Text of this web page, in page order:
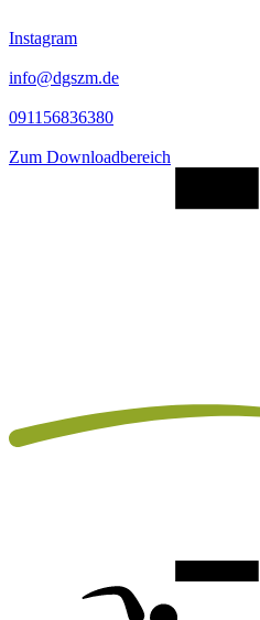
Instagram
info@dgszm.de
091156836380
Zum Downloadbereich